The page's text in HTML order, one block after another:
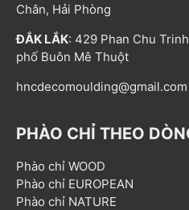
Chân, Hải Phòng
ĐẮK LẮK: 429 Phan Chu
phố Buôn Mê Thuột
hncdecomoulding@gmail.com
PHÀO CHỈ THEO
Phào chỉ WOOD
Phào chỉ EUROPEAN
Phào chỉ NATURE